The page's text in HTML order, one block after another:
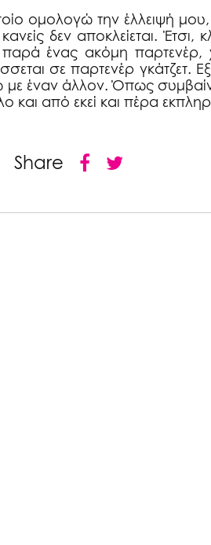
ομολογώ την έλλειψή
δεν αποκλείεται. Έτσι,
παρά ένας ακόμη
σε παρτενέρ γκάτζετ.
έναν άλλον. Όπως
και από εκεί και πέρα
Share